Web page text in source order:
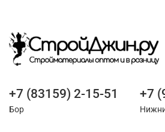
+7 (83159) 2-15-51
Бор
+7